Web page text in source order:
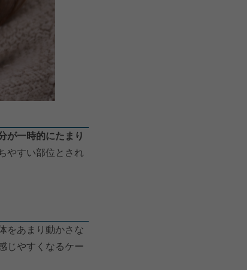
が一時的にたまり
やすい部位とされ
をあまり動かさな
じやすくなるケー